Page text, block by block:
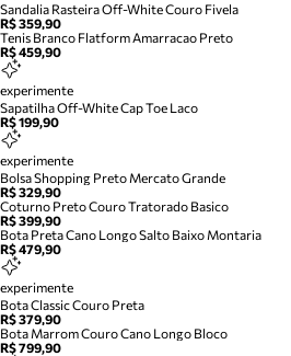
Sandalia Rasteira Off-White Couro Fivela
R$ 359,90
Tenis Branco Flatform Amarracao Preto
R$ 459,90
experimente
Sapatilha Off-White Cap Toe Laco
R$ 199,90
experimente
Bolsa Shopping Preto Mercato Grande
R$ 329,90
Coturno Preto Couro Tratorado Basico
R$ 399,90
Bota Preta Cano Longo Salto Baixo Montaria
R$ 479,90
experimente
Bota Classic Couro Preta
R$ 379,90
Bota Marrom Couro Cano Longo Bloco
R$ 799,90